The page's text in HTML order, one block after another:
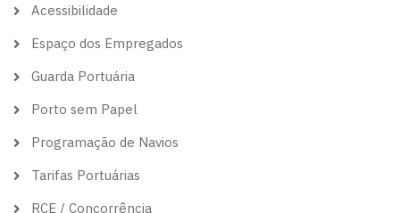
Acessibilidade
Espaço dos Empregados
Guarda Portuária
Porto sem Papel
Programação de Navios
Tarifas Portuárias
RCE / Concorrência